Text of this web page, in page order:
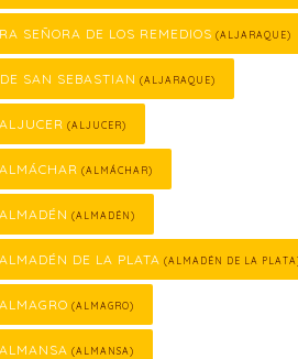
SEÑORA DE LOS REMEDIOS (ALJARAQUE)
SAN SEBASTIAN (ALJARAQUE)
(ALJUCER)
(ALMÁCHAR)
(ALMADÉN)
DE LA PLATA (ALMADÉN DE LA
(ALMAGRO)
(ALMANSA)